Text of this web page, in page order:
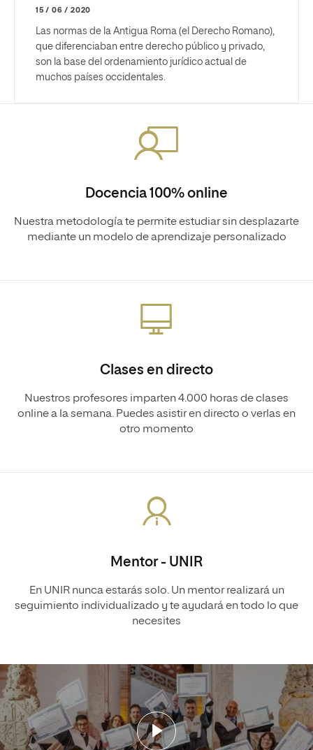
15 / 06 / 2020
Las normas de la Antigua Roma (el Derecho Romano),
que diferenciaban entre derecho público y privado,
son la base del ordenamiento jurídico actual de
muchos países occidentales.
Docencia 100% online
Nuestra metodología te permite estudiar sin desplazarte
mediante un modelo de aprendizaje personalizado
Clases en directo
Nuestros profesores imparten 4.000 horas de clases
online a la semana. Puedes asistir en directo o verlas en
otro momento
Mentor - UNIR
En UNIR nunca estarás solo. Un mentor realizará un
seguimiento individualizado y te ayudará en todo lo que
necesites